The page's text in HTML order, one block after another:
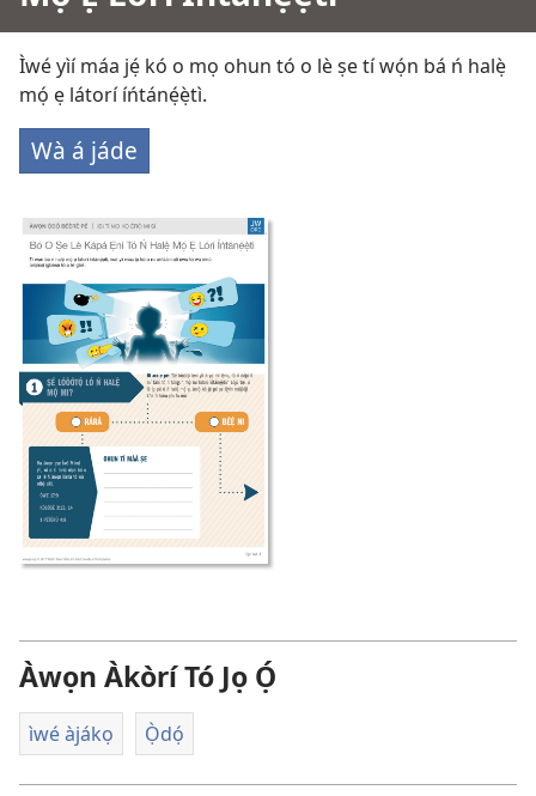
Ìwé yìí máa jẹ́ kó o mọ ohun tó o lè ṣe tí wọ́n bá ń halẹ̀
mọ́ ẹ látorí íńtánẹ́ẹ̀tì.
Wà á jáde
Àwọn Àkòrí Tó Jọ Ọ́
ìwé àjákọ Ọ̀dọ́